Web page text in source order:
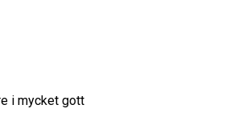
i mycket gott